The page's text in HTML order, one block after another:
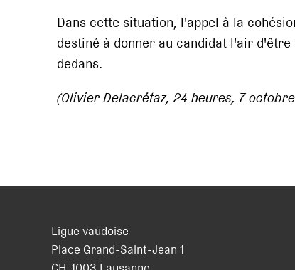
Dans cette situation, l'appel à la
destiné à donner au candidat l'air
dedans.
(Olivier Delacrétaz, 24 heures, 7
Ligue vaudoise
Place Grand-Saint-Jean 1